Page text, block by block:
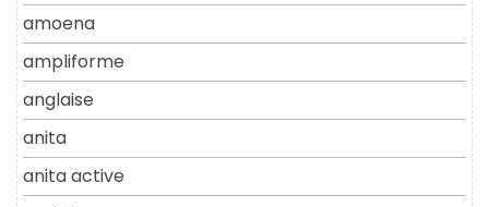
amoena
ampliforme
anglaise
anita
anita active